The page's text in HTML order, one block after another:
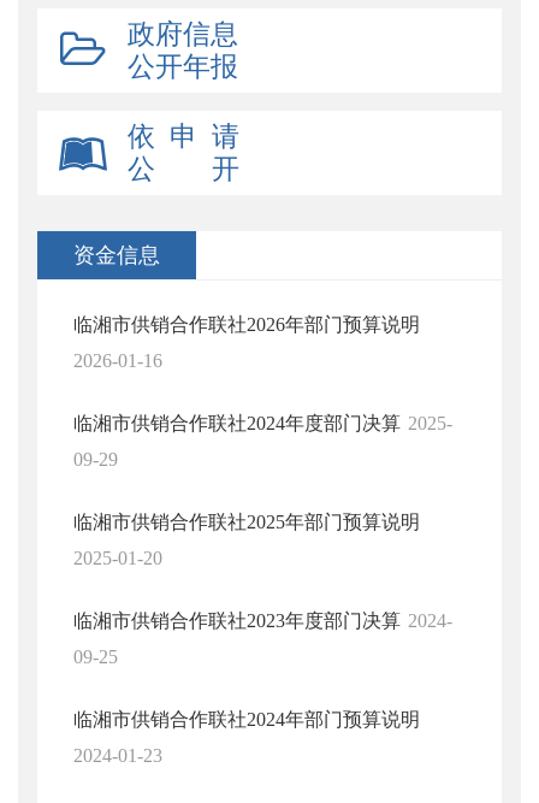
政府信息
公开年报
依 申 请
公 开
资金信息
临湘市供销合作联社2026年部门预算说明
2026-01-16
临湘市供销合作联社2024年度部门决算 2025-
09-29
临湘市供销合作联社2025年部门预算说明
2025-01-20
临湘市供销合作联社2023年度部门决算 2024-
09-25
临湘市供销合作联社2024年部门预算说明
2024-01-23